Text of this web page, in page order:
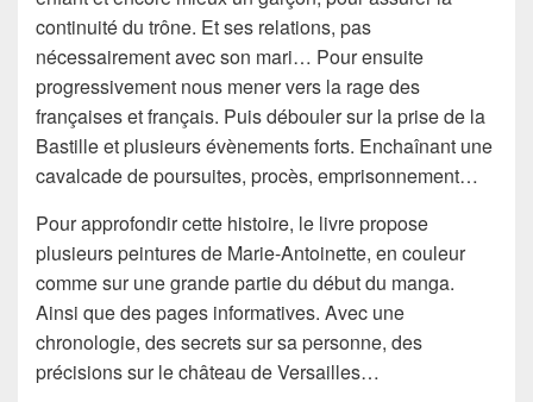
continuité du trône. Et ses relations, pas
nécessairement avec son mari… Pour ensuite
progressivement nous mener vers la rage des
françaises et français. Puis débouler sur la prise de la
Bastille et plusieurs évènements forts. Enchaînant une
cavalcade de poursuites, procès, emprisonnement…
Pour approfondir cette histoire, le livre propose
plusieurs peintures de Marie-Antoinette, en couleur
comme sur une grande partie du début du manga.
Ainsi que des pages informatives. Avec une
chronologie, des secrets sur sa personne, des
précisions sur le château de Versailles…